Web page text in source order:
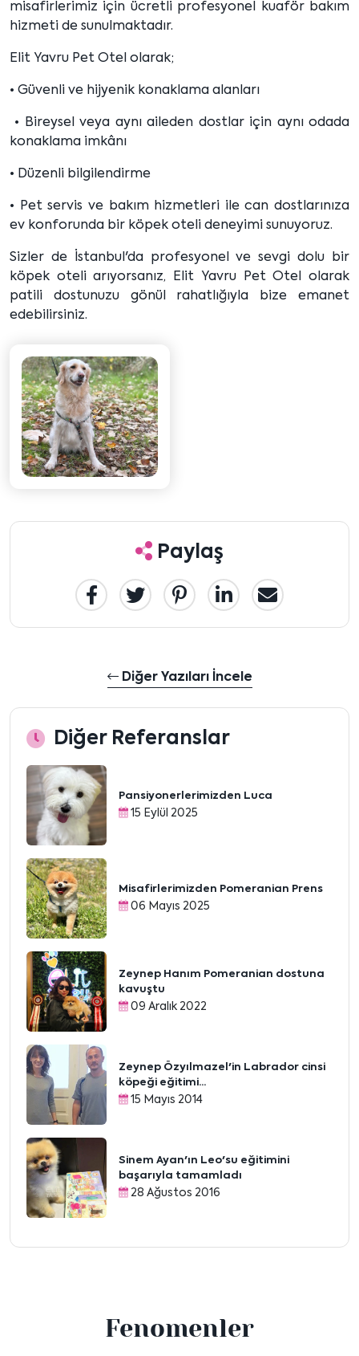
misafirlerimiz için ücretli profesyonel kuaför bakım
hizmeti de sunulmaktadır.
Elit Yavru Pet Otel olarak;
• Güvenli ve hijyenik konaklama alanları
• Bireysel veya aynı aileden dostlar için aynı odada
konaklama imkânı
• Düzenli bilgilendirme
• Pet servis ve bakım hizmetleri ile can dostlarınıza
ev konforunda bir köpek oteli deneyimi sunuyoruz.
Sizler de İstanbul'da profesyonel ve sevgi dolu bir
köpek oteli arıyorsanız, Elit Yavru Pet Otel olarak
patili dostunuzu gönül rahatlığıyla bize emanet
edebilirsiniz.
Paylaş
Diğer Yazıları İncele
Diğer Referanslar
Pansiyonerlerimizden Luca
15 Eylül 2025
Misafirlerimizden Pomeranian Prens
06 Mayıs 2025
Zeynep Hanım Pomeranian dostuna
kavuştu
09 Aralık 2022
Zeynep Özyılmazel'in Labrador cinsi
köpeği eğitimi...
15 Mayıs 2014
Sinem Ayan'ın Leo'su eğitimini
başarıyla tamamladı
28 Ağustos 2016
Fenomenler